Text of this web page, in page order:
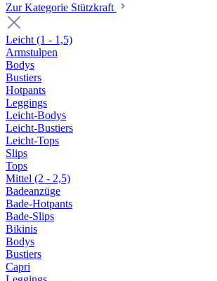
Zur Kategorie Stützkraft
Leicht (1 - 1,5)
Armstulpen
Bodys
Bustiers
Hotpants
Leggings
Leicht-Bodys
Leicht-Bustiers
Leicht-Tops
Slips
Tops
Mittel (2 - 2,5)
Badeanzüge
Bade-Hotpants
Bade-Slips
Bikinis
Bodys
Bustiers
Capri